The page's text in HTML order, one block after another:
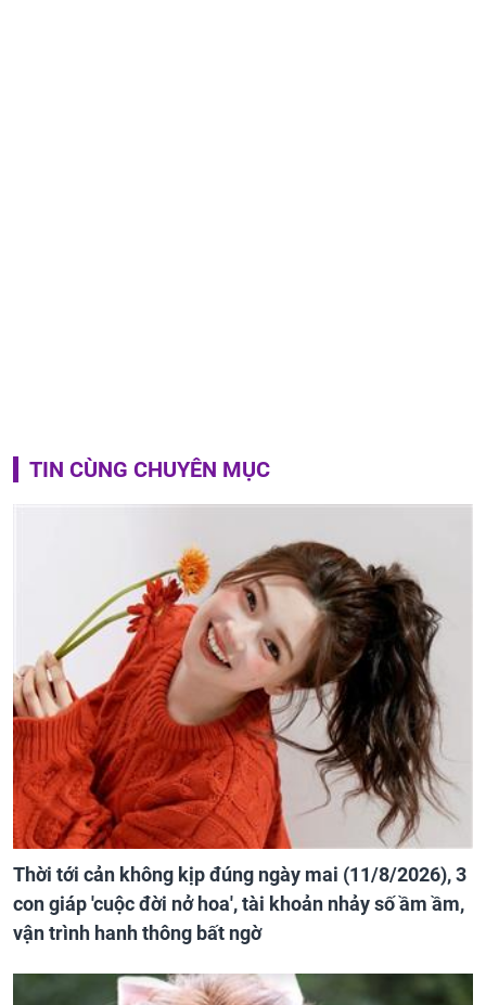
TIN CÙNG CHUYÊN MỤC
Thời tới cản không kịp đúng ngày mai (11/8/2026), 3
con giáp 'cuộc đời nở hoa', tài khoản nhảy số ầm ầm,
vận trình hanh thông bất ngờ